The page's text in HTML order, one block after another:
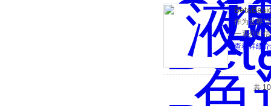
是基于
标准以保
作为世界*
一系列可
化色谱柱
科技文献
色谱柱的
是基于
标准以保
查看详细
共